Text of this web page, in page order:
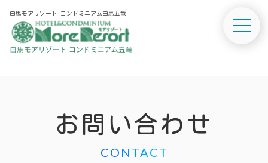
白馬モアリゾート コンドミニアム白馬五竜
お問い合わせ
CONTACT